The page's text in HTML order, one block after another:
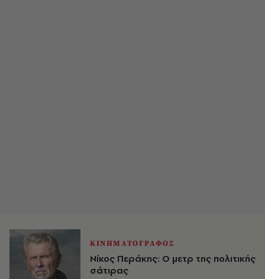
ΚΙΝΗΜΑΤΟΓΡΑΦΟΣ
Νίκος Περάκης: Ο μετρ της πολιτικής
σάτιρας